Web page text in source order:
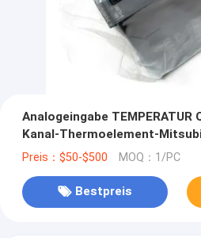
Analogeingabe TEMPERATUR
Kanal-Thermoelement-
Preis：$50-$500 MOQ：1/PC
Bestpreis